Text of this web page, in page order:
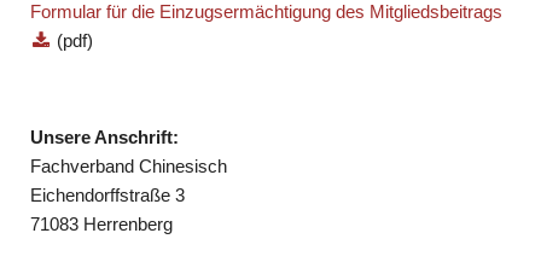
Formular für die Einzugsermächtigung des Mitgliedsbeitrags
(pdf)
Unsere Anschrift:
Fachverband Chinesisch
Eichendorffstraße 3
71083 Herrenberg